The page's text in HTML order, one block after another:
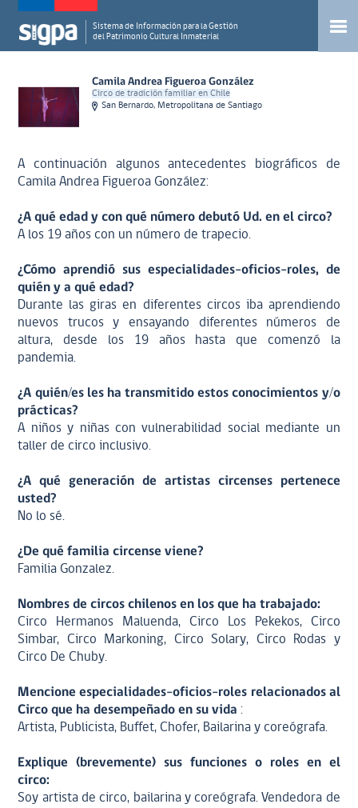
Sistema de Información para la Gestión
del Patrimonio Cultural Inmaterial
Camila Andrea Figueroa González
Circo de tradición familiar en Chile
San Bernardo, Metropolitana de Santiago
A continuación algunos antecedentes biográficos de
Camila Andrea Figueroa González:
¿A qué edad y con qué número debutó Ud. en el circo?
A los 19 años con un número de trapecio.
¿Cómo aprendió sus especialidades-oficios-roles, de
quién y a qué edad?
Durante las giras en diferentes circos iba aprendiendo
nuevos trucos y ensayando diferentes números de
altura, desde los 19 años hasta que comenzó la
pandemia.
¿A quién/es les ha transmitido estos conocimientos y/o
prácticas?
A niños y niñas con vulnerabilidad social mediante un
taller de circo inclusivo.
¿A qué generación de artistas circenses pertenece
usted?
No lo sé.
¿De qué familia circense viene?
Familia Gonzalez.
Nombres de circos chilenos en los que ha trabajado:
Circo Hermanos Maluenda, Circo Los Pekekos, Circo
Simbar, Circo Markoning, Circo Solary, Circo Rodas y
Circo De Chuby.
Mencione especialidades-oficios-roles relacionados al
Circo que ha desempeñado en su vida :
Artista, Publicista, Buffet, Chofer, Bailarina y coreógrafa.
Explique (brevemente) sus funciones o roles en el
circo:
Soy artista de circo, bailarina y coreógrafa. Vendedora de